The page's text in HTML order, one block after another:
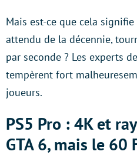
Mais est-ce que cela
attendu de la décennie,
par seconde ? Les experts
tempèrent fort
joueurs.
PS5 Pro : 4K et
GTA 6, mais le 60